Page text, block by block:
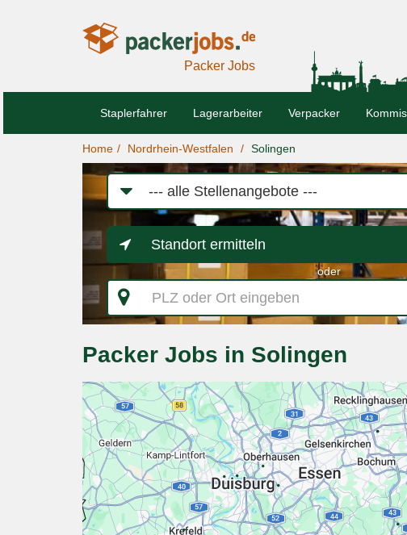
Packer Jobs
Staplerfahrer Lagerarbeiter Verpacker
Home Nordrhein-Westfalen Solingen
Job-
Kategorie
Standort ermitteln
oder
PLZ
oder
Ort
Packer Jobs in Solingen